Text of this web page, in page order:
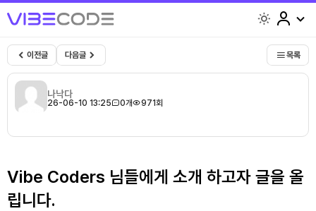
이전글 다음글 목록
나낙다
26-06-10 13:25 0개 971회
Vibe Coders 님들에게 소개 하고자 글을 올
립니다.